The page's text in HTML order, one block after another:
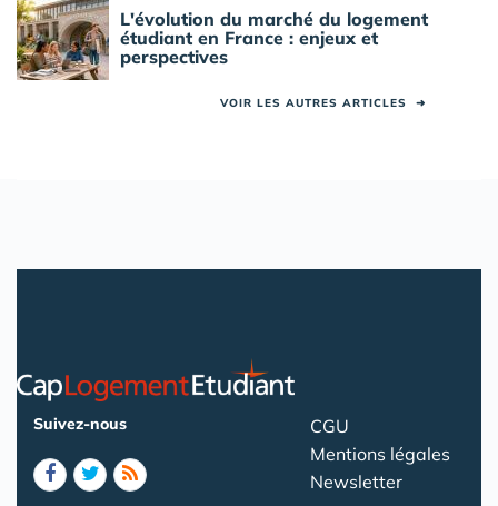
L'évolution du marché du logement
étudiant en France : enjeux et
perspectives
VOIR LES AUTRES ARTICLES ➜
Suivez-nous
CGU
Mentions légales
Newsletter